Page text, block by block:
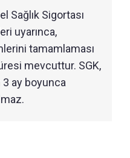
Sağlık Sigortası
uyarınca,
tamamlaması
mevcuttur. SGK,
ay boyunca